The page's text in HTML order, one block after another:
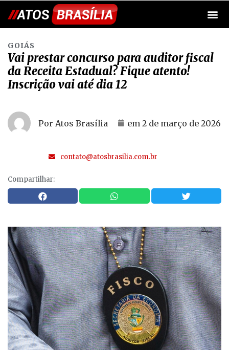
GOIÁS
Vai prestar concurso para auditor fiscal
da Receita Estadual? Fique atento!
Inscrição vai até dia 12
Por Atos Brasília em 2 de março de 2026
contato@atosbrasilia.com.br
Compartilhar: